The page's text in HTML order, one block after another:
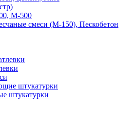
М-500
смеси (М-150), Пескобетон
штукатурки
штукатурки